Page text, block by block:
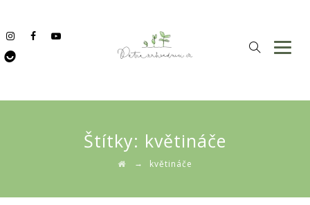
Štítky: květináče
→ květináče